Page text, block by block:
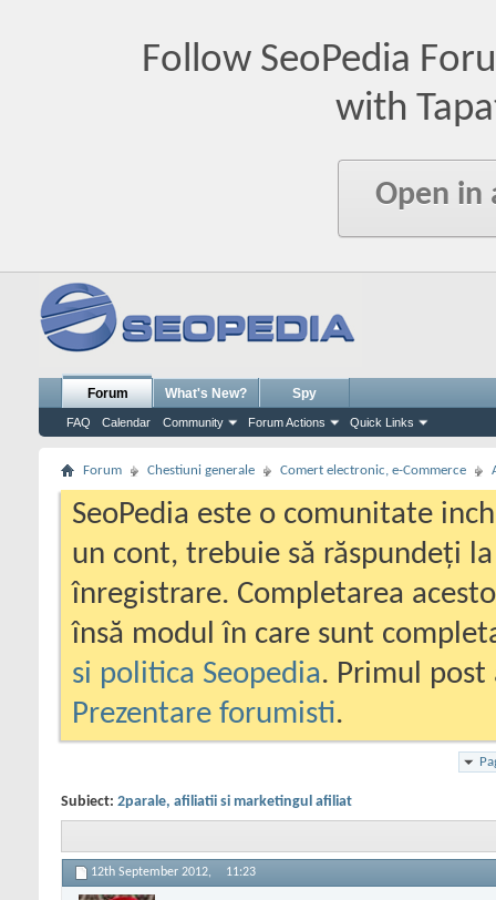
Follow SeoPedia
with
Open in
Forum
FAQ Calendar Community Forum Actions Quick Links
What's New? Spy
Forum Chestiuni generale Comert electronic, e-Commerce
SeoPedia este o comunitate
un cont, trebuie să răspundeți
înregistrare. Completarea
însă modul în care sunt
si politica Seopedia. Primul
Prezentare forumisti.
Subiect: 2parale, afiliatii si marketingul afiliat
12th September 2012, 11:23